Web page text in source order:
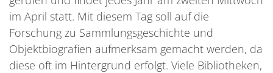
im April statt. Mit diesem Tag soll auf die
Forschung zu Sammlungsgeschichte und
Objektbiografien aufmerksam gemacht werden, da
diese oft im Hintergrund erfolgt. Viele Bibliotheken,